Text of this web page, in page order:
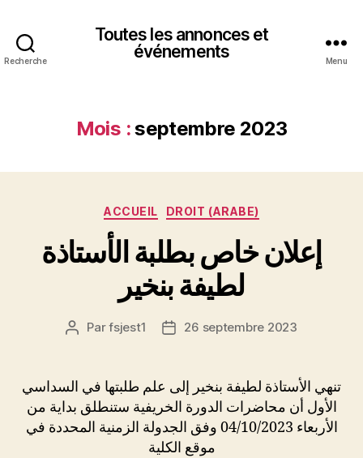
Recherche
Toutes les annonces et
événements
Menu
Mois :septembre 2023
Catégories
ACCUEIL DROIT (ARABE)
إعلان خاص بطلبة الأستاذة
لطيفة بنخير
Auteur
Parfsjest1
Date26 septembre 2023
تنهي الأستاذة لطيفة بنخير إلى علم طلبتها في السداسي
الأول أن محاضرات الدورة الخريفية ستنطلق بداية من
الأربعاء 04/10/2023 وفق الجدولة الزمنية المحددة في
موقع الكلية